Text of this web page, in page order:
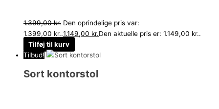
1.399,00kr. Den oprindelige pris var:
1.399,00 kr..1.149,00 kr.Den aktuelle pris er: 1.149,00 kr..
Tilføj til kurv
Tilbud!
Sort kontorstol